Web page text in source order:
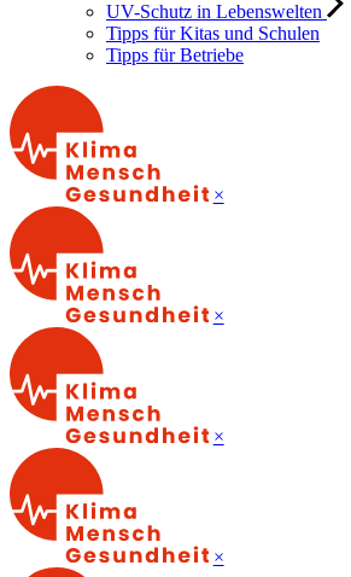
UV-Schutz in Lebenswelten
Tipps für Kitas und Schulen
Tipps für Betriebe
×
×
×
×